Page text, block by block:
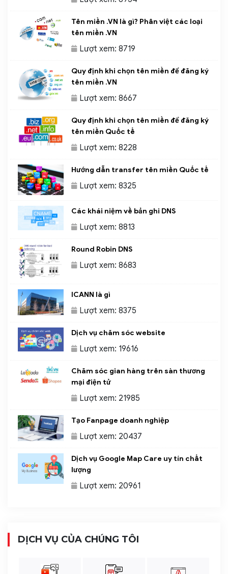
Tên miền .VN là gì? Phân việt các loại
tên miền .VN
Lượt xem: 8719
Quy định khi chọn tên miền để đăng ký
tên miền .VN
Lượt xem: 8667
Quy định khi chọn tên miền để đăng ký
tên miền Quốc tế
Lượt xem: 8228
Hướng dẫn transfer tên miền Quốc tế
Lượt xem: 8325
Các khái niệm về bản ghi DNS
Lượt xem: 8813
Round Robin DNS
Lượt xem: 8683
ICANN là gì
Lượt xem: 8375
Dịch vụ chăm sóc website
Lượt xem: 19616
Chăm sóc gian hàng trên sàn thương
mại điện tử
Lượt xem: 21985
Tạo Fanpage doanh nghiệp
Lượt xem: 20437
Dịch vụ Google Map Care uy tín chất
lượng
Lượt xem: 20961
DỊCH VỤ CỦA CHÚNG TÔI